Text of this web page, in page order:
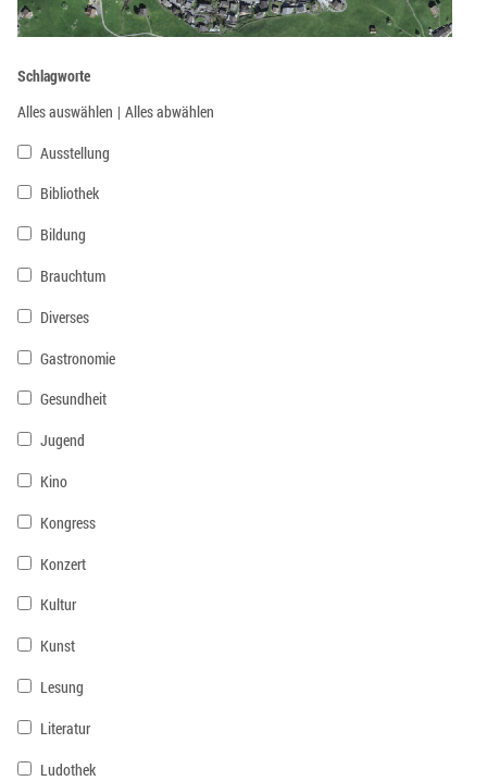
Schlagworte
Alles auswählen | Alles abwählen
Ausstellung
Bibliothek
Bildung
Brauchtum
Diverses
Gastronomie
Gesundheit
Jugend
Kino
Kongress
Konzert
Kultur
Kunst
Lesung
Literatur
Ludothek